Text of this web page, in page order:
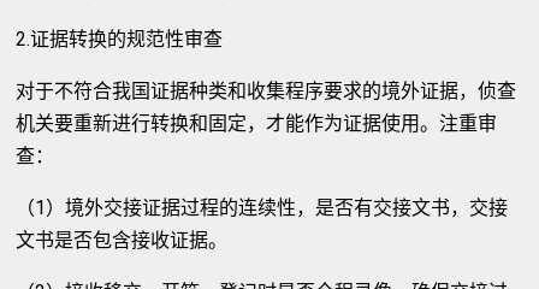
2.证据转换的规范性审查
对于不符合我国证据种类和收集程序要求的境外证据，侦查
机关要重新进行转换和固定，才能作为证据使用。注重审
查：
（1）境外交接证据过程的连续性，是否有交接文书，交接
文书是否包含接收证据。